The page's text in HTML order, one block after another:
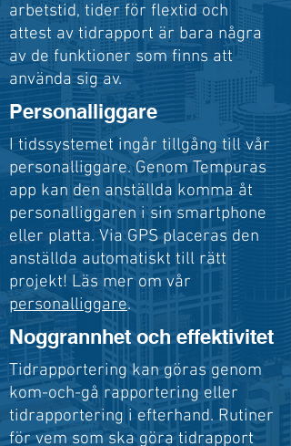
arbetstid, tider för flextid och
attest av tidrapport är bara några
av de funktioner som finns att
använda sig av.
Personalliggare
I tidssystemet ingår tillgång till vår
personalliggare. Genom Tempuras
app kan den anställda komma åt
personalliggaren i sin smartphone
eller platta. Via GPS placeras den
anställda automatiskt till rätt
projekt! Läs mer om vår
personalliggare.
Noggrannhet och effektivitet
Tidrapportering kan göras genom
kom-och-gå rapportering eller
tidrapportering i efterhand. Rutiner
för vem som ska göra tidrapport